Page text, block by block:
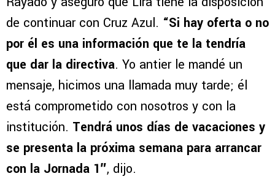
de continuar con Cruz Azul. “Si hay oferta o no
por él es una información que te la tendría
que dar la directiva. Yo antier le mandé un
mensaje, hicimos una llamada muy tarde; él
está comprometido con nosotros y con la
institución. Tendrá unos días de vacaciones y
se presenta la próxima semana para arrancar
con la Jornada 1″, dijo.